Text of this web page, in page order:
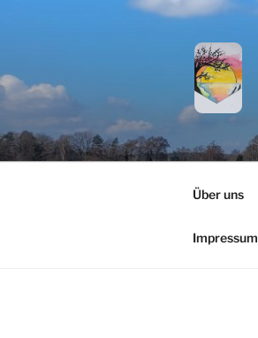
Über uns
Impressum